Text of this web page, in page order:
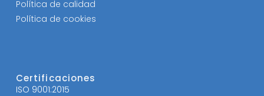
Política de calidad
Política de cookies
Certificaciones
ISO 9001:2015